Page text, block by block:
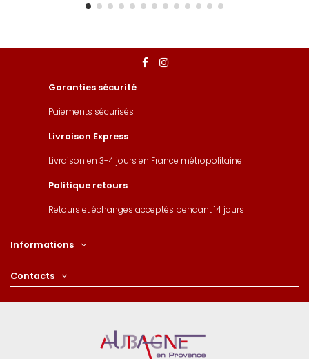
Garanties sécurité
Paiements sécurisés
Livraison Express
Livraison en 3-4 jours en France métropolitaine
Politique retours
Retours et échanges acceptés pendant 14 jours
Informations
Contacts